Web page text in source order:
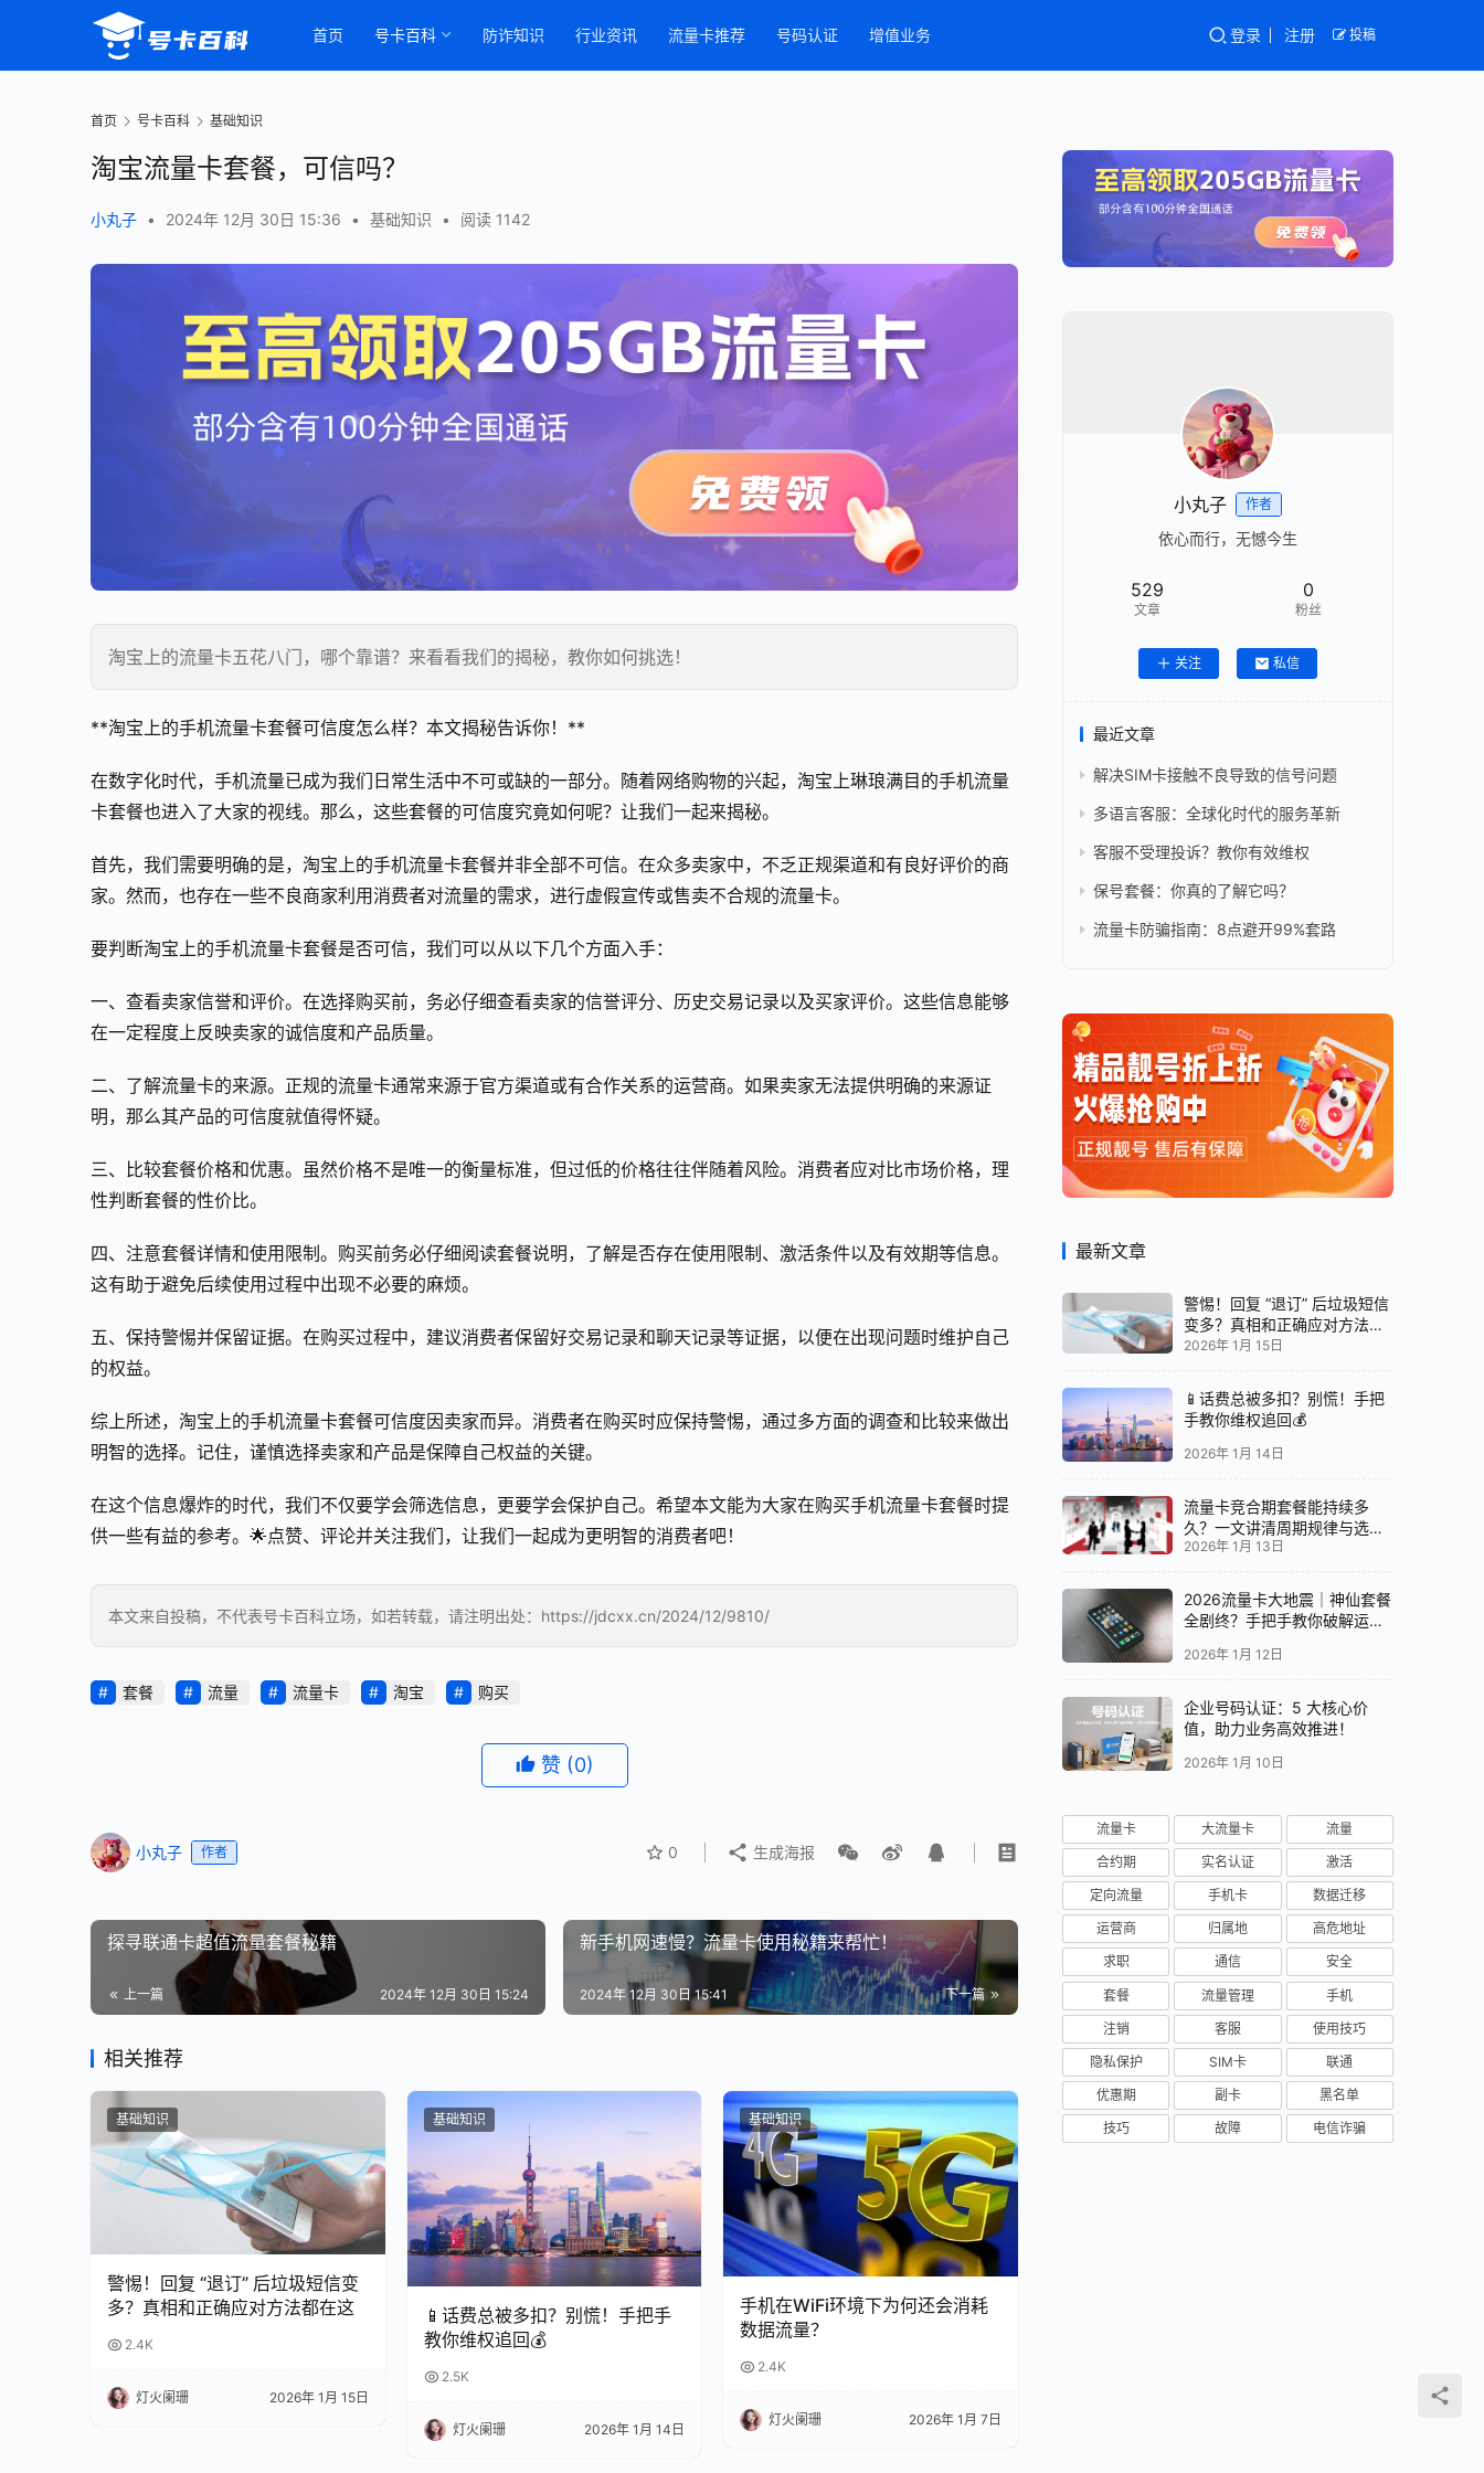
首页 号卡百科 防诈知识 行业资讯 流量卡推荐 号码认证 增值业务 登录 注册 投稿
首页 号卡百科 基础知识
淘宝流量卡套餐，可信吗？
小丸子 • 2024年 12月 30日 15:36 • 基础知识 • 阅读 1142
淘宝上的流量卡五花八门，哪个靠谱？来看看我们的揭秘，教你如何挑选！
**淘宝上的手机流量卡套餐可信度怎么样？本文揭秘告诉你！**
在数字化时代，手机流量已成为我们日常生活中不可或缺的一部分。随着网络购物的兴起，淘宝上琳琅满目的手机流量
卡套餐也进入了大家的视线。那么，这些套餐的可信度究竟如何呢？让我们一起来揭秘。
首先，我们需要明确的是，淘宝上的手机流量卡套餐并非全部不可信。在众多卖家中，不乏正规渠道和有良好评价的商
家。然而，也存在一些不良商家利用消费者对流量的需求，进行虚假宣传或售卖不合规的流量卡。
要判断淘宝上的手机流量卡套餐是否可信，我们可以从以下几个方面入手：
一、查看卖家信誉和评价。在选择购买前，务必仔细查看卖家的信誉评分、历史交易记录以及买家评价。这些信息能够
在一定程度上反映卖家的诚信度和产品质量。
二、了解流量卡的来源。正规的流量卡通常来源于官方渠道或有合作关系的运营商。如果卖家无法提供明确的来源证
明，那么其产品的可信度就值得怀疑。
三、比较套餐价格和优惠。虽然价格不是唯一的衡量标准，但过低的价格往往伴随着风险。消费者应对比市场价格，理
性判断套餐的性价比。
四、注意套餐详情和使用限制。购买前务必仔细阅读套餐说明，了解是否存在使用限制、激活条件以及有效期等信息。
这有助于避免后续使用过程中出现不必要的麻烦。
五、保持警惕并保留证据。在购买过程中，建议消费者保留好交易记录和聊天记录等证据，以便在出现问题时维护自己
的权益。
综上所述，淘宝上的手机流量卡套餐可信度因卖家而异。消费者在购买时应保持警惕，通过多方面的调查和比较来做出
明智的选择。记住，谨慎选择卖家和产品是保障自己权益的关键。
在这个信息爆炸的时代，我们不仅要学会筛选信息，更要学会保护自己。希望本文能为大家在购买手机流量卡套餐时提
供一些有益的参考。🌟点赞、评论并关注我们，让我们一起成为更明智的消费者吧！
本文来自投稿，不代表号卡百科立场，如若转载，请注明出处：https://jdcxx.cn/2024/12/9810/
套餐 流量 流量卡 淘宝 购买
赞 (0)
小丸子 作者 0 生成海报
探寻联通卡超值流量套餐秘籍
上一篇 2024年 12月 30日 15:24
新手机网速慢？流量卡使用秘籍来帮忙！
下一篇
2024年 12月 30日 15:41
相关推荐
基础知识
警惕！回复 “退订” 后垃圾短信变
多？真相和正确应对方法都在这
2.4K
灯火阑珊 2026年 1月 15日
基础知识
📱话费总被多扣？别慌！手把手
教你维权追回💰
2.5K
灯火阑珊 2026年 1月 14日
基础知识
手机在WiFi环境下为何还会消耗
数据流量？
2.4K
灯火阑珊 2026年 1月 7日
小丸子 作者
依心而行，无憾今生
529
文章
0
粉丝
关注 私信
最近文章
解决SIM卡接触不良导致的信号问题
多语言客服：全球化时代的服务革新
客服不受理投诉？教你有效维权
保号套餐：你真的了解它吗？
流量卡防骗指南：8点避开99%套路
最新文章
警惕！回复 “退订” 后垃圾短信
变多？真相和正确应对方法都
在这
2026年 1月 15日
📱话费总被多扣？别慌！手把
手教你维权追回💰
2026年 1月 14日
流量卡竞合期套餐能持续多
久？一文讲清周期规律与选卡
时机
2026年 1月 13日
2026流量卡大地震｜神仙套餐
全剧终？手把手教你破解运营
2026年 1月 12日
企业号码认证：5 大核心价
值，助力业务高效推进！
2026年 1月 10日
流量卡 大流量卡 流量
合约期 实名认证 激活
定向流量 手机卡 数据迁移
运营商 归属地 高危地址
求职 通信 安全
套餐 流量管理 手机
注销 客服 使用技巧
隐私保护 SIM卡 联通
优惠期 副卡 黑名单
技巧 故障 电信诈骗